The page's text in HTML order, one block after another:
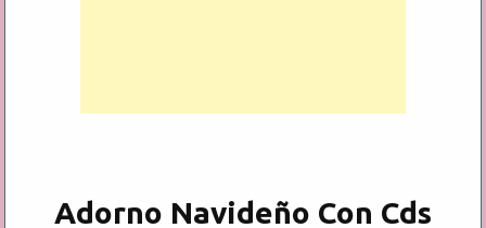
Adorno Navideño Con Cds